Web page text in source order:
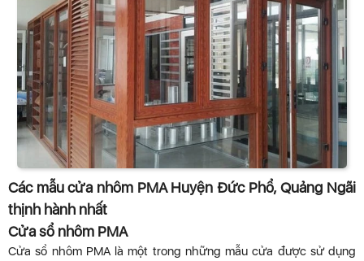
Các mẫu cửa nhôm PMA Huyện Đức Phổ, Quảng Ngãi
thịnh hành nhất
Cửa sổ nhôm PMA
Cửa sổ nhôm PMA là một trong những mẫu cửa được sử dụng